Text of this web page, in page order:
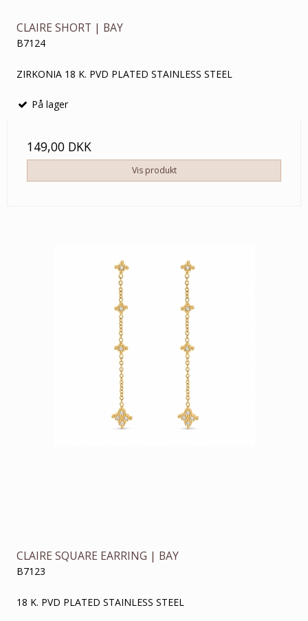
CLAIRE SHORT | BAY
B7124
ZIRKONIA 18 K. PVD PLATED STAINLESS STEEL
På lager
149,00 DKK
Vis produkt
CLAIRE SQUARE EARRING | BAY
B7123
18 K. PVD PLATED STAINLESS STEEL